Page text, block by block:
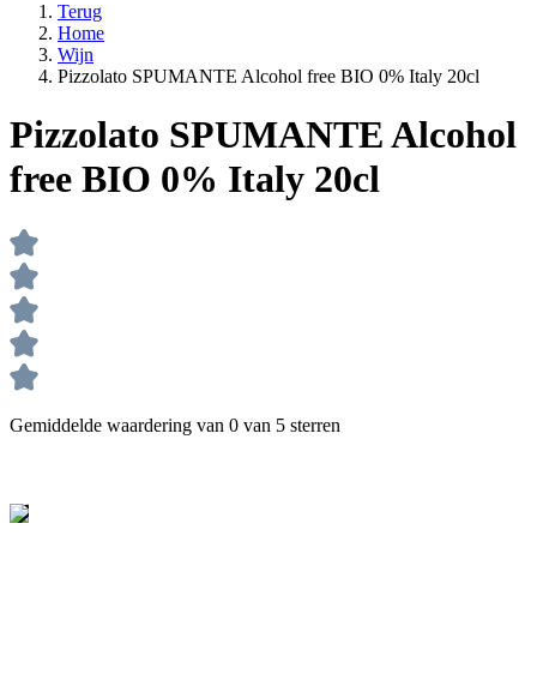
Terug
Home
Wijn
Pizzolato SPUMANTE Alcohol free BIO 0% Italy 20cl
Pizzolato SPUMANTE Alcohol
free BIO 0% Italy 20cl
Gemiddelde waardering van 0 van 5 sterren